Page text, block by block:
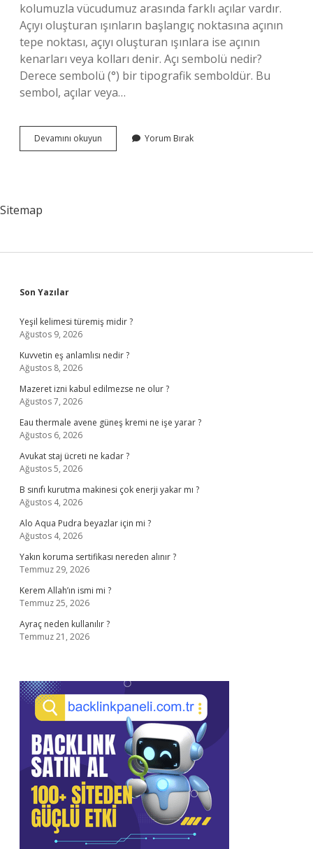
kolumuzla vücudumuz arasında farklı açılar vardır.
Açıyı oluşturan ışınların başlangıç ​​noktasına açının
tepe noktası, açıyı oluşturan ışınlara ise açının
kenarları veya kolları denir. Açı sembolü nedir?
Derece sembolü (°) bir tipografik semboldür. Bu
sembol, açılar veya…
Devamını okuyun
Terim
Yorum Bırak
Sitemap
Sidebar
Son Yazılar
Yeşil kelimesi türemiş midir ?
Ağustos 9, 2026
Kuvvetin eş anlamlısı nedir ?
Ağustos 8, 2026
Mazeret izni kabul edilmezse ne olur ?
Ağustos 7, 2026
Eau thermale avene güneş kremi ne işe yarar ?
Ağustos 6, 2026
Avukat staj ücreti ne kadar ?
Ağustos 5, 2026
B sınıfı kurutma makinesi çok enerji yakar mı ?
Ağustos 4, 2026
Alo Aqua Pudra beyazlar için mi ?
Ağustos 4, 2026
Yakın koruma sertifikası nereden alınır ?
Temmuz 29, 2026
Kerem Allah’ın ismi mi ?
Temmuz 25, 2026
Ayraç neden kullanılır ?
Temmuz 21, 2026